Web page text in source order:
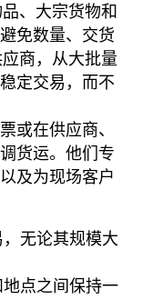
、大宗货物和
免数量、交货
商，从大批量
定交易，而不
或在供应商、
货运。他们专
及为现场客户
无论其规模大
点之间保持一